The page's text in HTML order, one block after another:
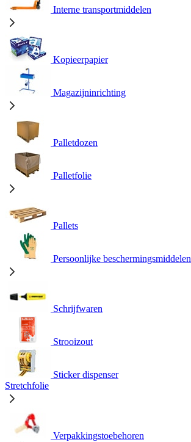
Interne transportmiddelen
Kopieerpapier
Magazijninrichting
Palletdozen
Palletfolie
Pallets
Persoonlijke beschermingsmiddelen
Schrijfwaren
Strooizout
Sticker dispenser
Stretchfolie
Verpakkingstoebehoren